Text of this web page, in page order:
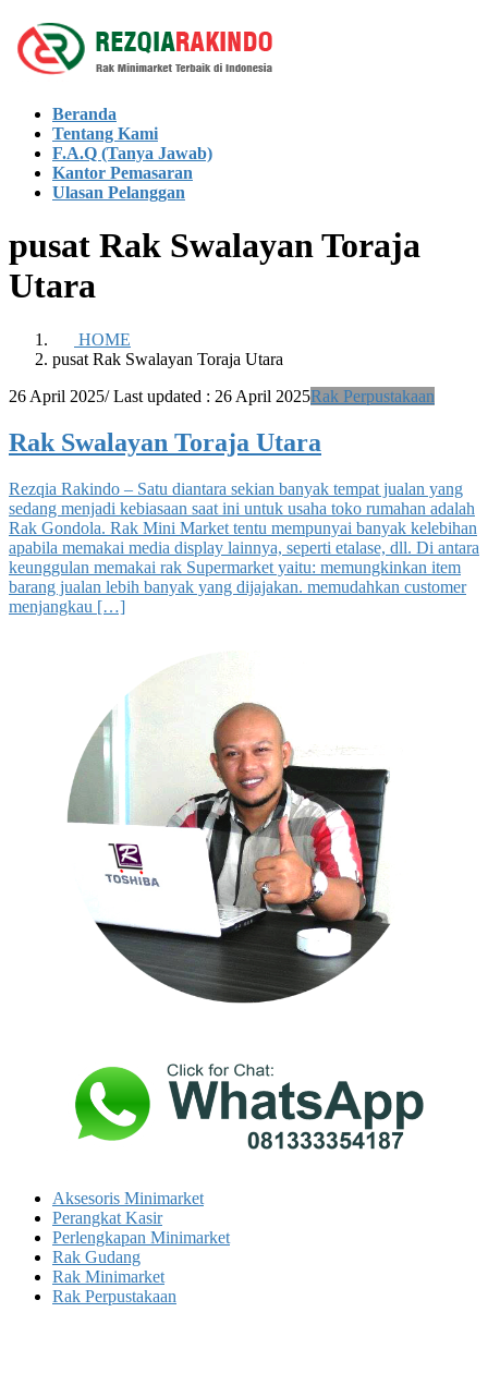
Skip
to
the
Skip
to
the
Beranda
Tentang Kami
F.A.Q (Tanya Jawab)
Kantor Pemasaran
Ulasan Pelanggan
pusat Rak Swalayan Toraja
Utara
HOME
pusat Rak Swalayan Toraja Utara
26 April 2025/ Last updated : 26 April 2025Rak Perpustakaan
Rak Swalayan Toraja Utara
Rezqia Rakindo – Satu diantara sekian banyak tempat jualan yang
sedang menjadi kebiasaan saat ini untuk usaha toko rumahan adalah
Rak Gondola. Rak Mini Market tentu mempunyai banyak kelebihan
apabila memakai media display lainnya, seperti etalase, dll. Di antara
keunggulan memakai rak Supermarket yaitu: memungkinkan item
barang jualan lebih banyak yang dijajakan. memudahkan customer
menjangkau […]
Aksesoris Minimarket
Perangkat Kasir
Perlengkapan Minimarket
Rak Gudang
Rak Minimarket
Rak Perpustakaan